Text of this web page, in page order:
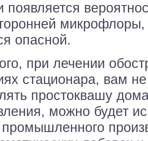
появляется
микрофлоры,
опасной.
при лечении
стационара, вам
простоквашу
можно будет
промышленного